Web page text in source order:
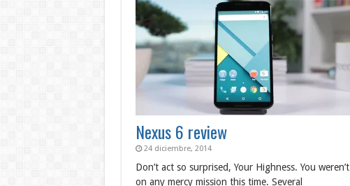
Nexus 6 review
24 diciembre, 2014
Don’t act so surprised, Your Highness. You weren’t
on any mercy mission this time. Several